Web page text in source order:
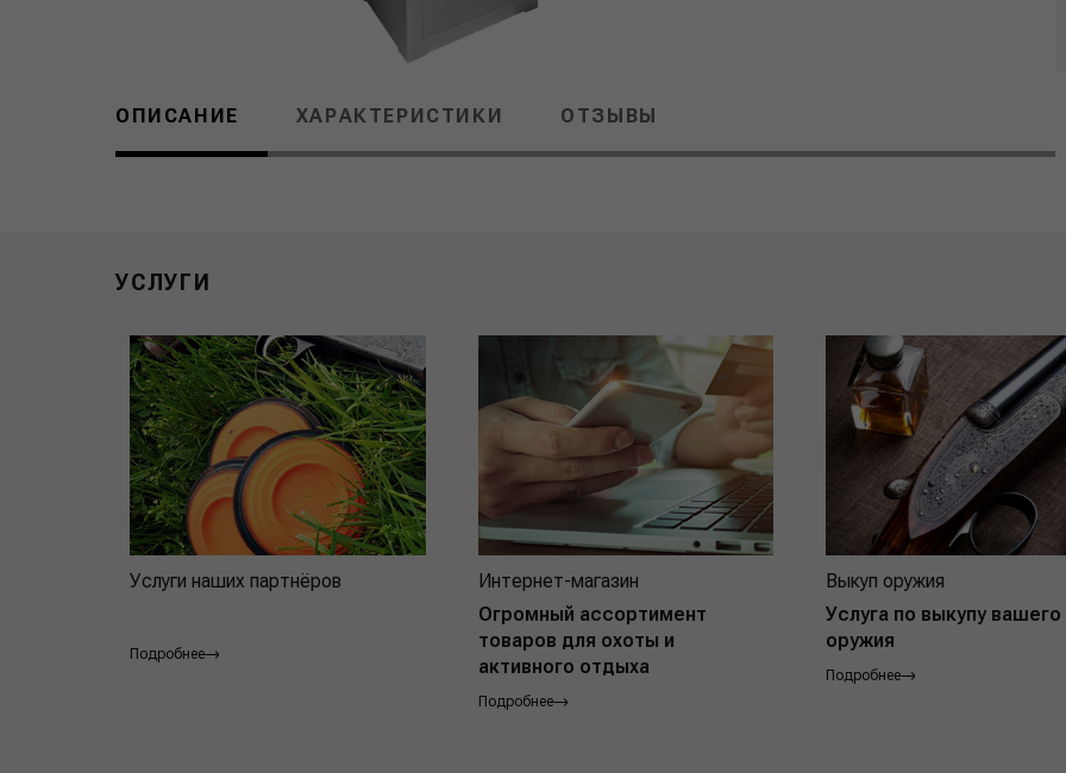
ОПИСАНИЕ ХАРАКТЕРИСТИКИ ОТЗЫВЫ
УСЛУГИ
Услуги наших партнёров
Подробнее
Интернет-магазин
Огромный ассортимент
товаров для охоты и
активного отдыха
Подробнее
Выкуп оружия
Услуга по выкупу вашего
оружия
Подробнее